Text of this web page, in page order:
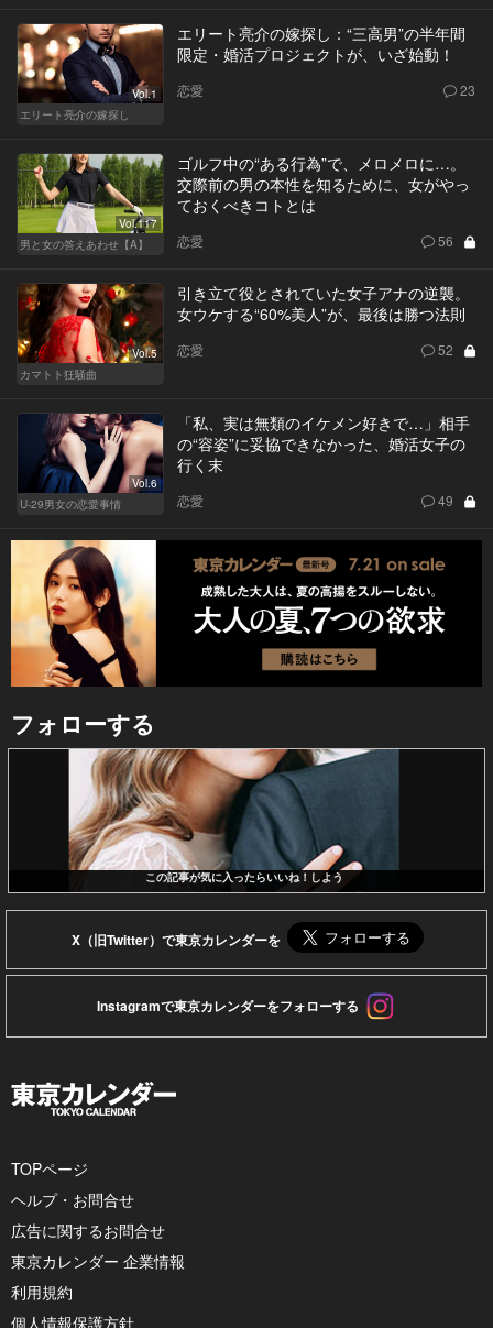
Vol.1
エリート亮介の嫁探し
エリート亮介の嫁探し：“三高男”の半年間
限定・婚活プロジェクトが、いざ始動！
恋愛 23
Vol.117
男と女の答えあわせ【A】
ゴルフ中の“ある行為”で、メロメロに…。
交際前の男の本性を知るために、女がやっ
ておくべきコトとは
恋愛 56
Vol.5
カマトト狂騒曲
引き立て役とされていた女子アナの逆襲。
女ウケする“60%美人”が、最後は勝つ法則
恋愛 52
Vol.6
U-29男女の恋愛事情
「私、実は無類のイケメン好きで…」相手
の“容姿”に妥協できなかった、婚活女子の
行く末
恋愛 49
フォローする
この記事が気に入ったらいいね！しよう
X（旧Twitter）で東京カレンダーを
Instagramで東京カレンダーをフォローする
TOPページ
ヘルプ・お問合せ
広告に関するお問合せ
東京カレンダー 企業情報
利用規約
個人情報保護方針